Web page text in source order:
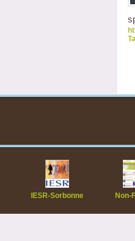
IESR-Sorbonne Non-